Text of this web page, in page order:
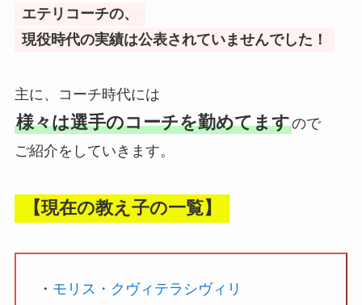
エテリコーチの、
現役時代の実績は公表されていませんでした！
主に、コーチ時代には
様々は選手のコーチを勤めてますので
ご紹介をしていきます。
【現在の教え子の一覧】
・ モリス・クヴィテラシヴィリ